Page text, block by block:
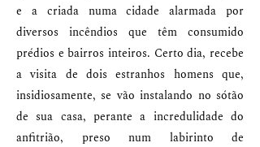
e a criada numa cidade alarmada por
diversos incêndios que têm consumido
prédios e bairros inteiros. Certo dia, recebe
a visita de dois estranhos homens que,
insidiosamente, se vão instalando no sótão
de sua casa, perante a incredulidade do
anfitrião, preso num labirinto de